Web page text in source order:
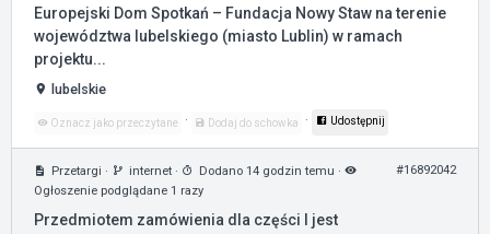
Europejski Dom Spotkań – Fundacja Nowy Staw na terenie
województwa lubelskiego (miasto Lublin) w ramach
projektu...
lubelskie
Oznacz jako przeczytane · Dodaj do schowka · Udostępnij
Przetargi · internet · Dodano 14 godzin temu ·
Ogłoszenie podglądane 1 razy
#16892042
Przedmiotem zamówienia dla części I jest